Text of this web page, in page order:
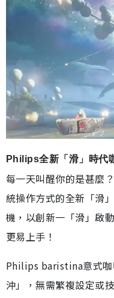
Philips全新「滑」時代
每一天叫醒你的是甚麼
統操作方式的全新「滑
機，以創新一「滑」啟
更易上手！
Philips baristina意式咖
沖」，無需繁複設定或